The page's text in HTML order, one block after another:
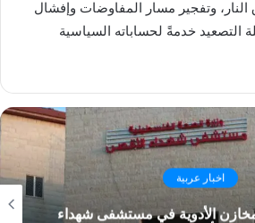
وتفجير مسار المفاوضات وإفشال
التصعيد خدمةً لحساباته السياسية
اخبار عربية
الأدوية في مستشفى شهداء